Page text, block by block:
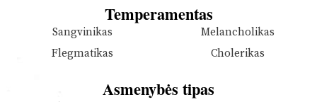
Temperamentas
Sangvinikas
Melancholikas
Flegmatikas
Cholerikas
Asmenybės tipas